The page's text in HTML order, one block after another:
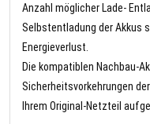
Anzahl möglicher Lade-
Selbstentladung der Akkus
Energieverlust.
Die kompatiblen Nachbau-
Sicherheitsvorkehrungen
Ihrem Original-Netzteil